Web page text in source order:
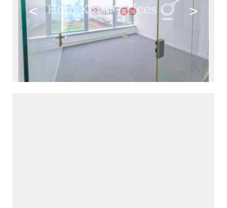
< >